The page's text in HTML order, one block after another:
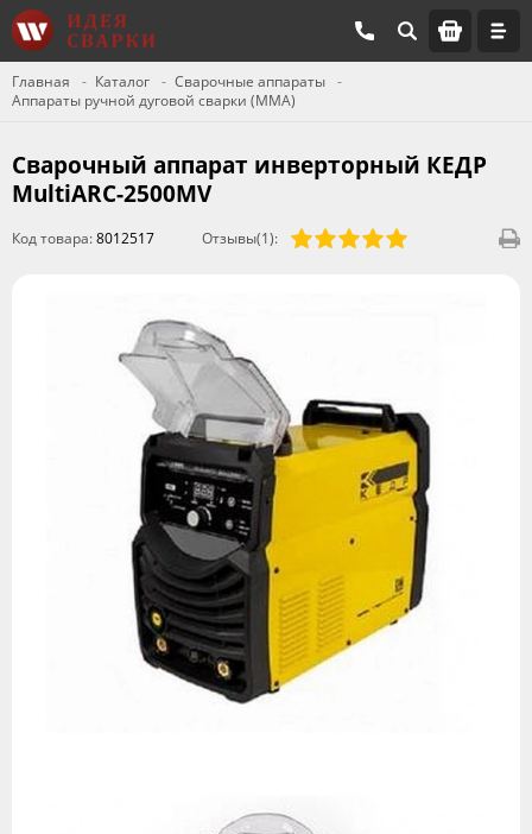
Главная Каталог
Сварочные аппараты
Аппараты ручной дуговой сварки (MMA)
Сварочный аппарат инверторный КЕДР
MultiARC-2500MV
Код товара:8012517 Отзывы(1):